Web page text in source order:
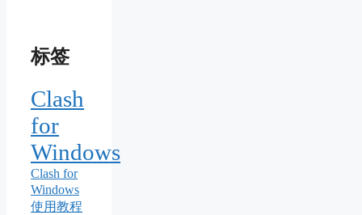
标签
Clash
for
Windows
Clash for
Windows
使用教程